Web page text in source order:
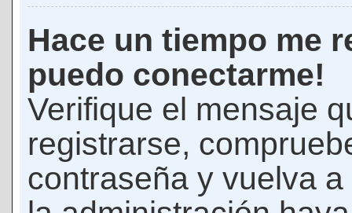
Hace un tiempo me
puedo conectarme!
Verifique el mensaje
registrarse,
contraseña y vuelva